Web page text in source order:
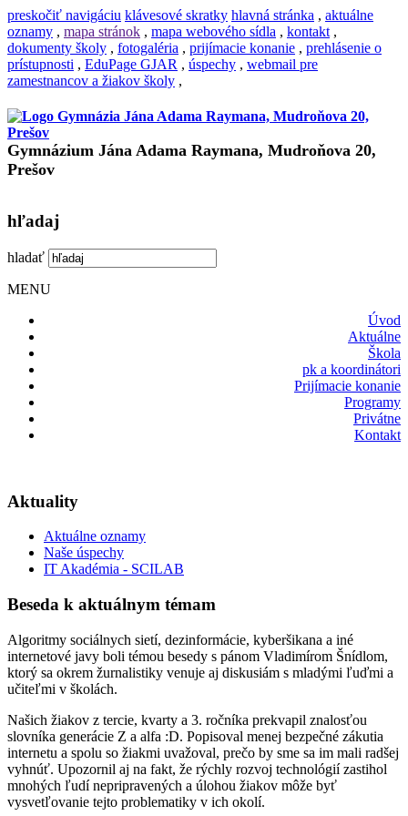
preskočiť navigáciu klávesové skratky hlavná stránka , aktuálne
oznamy , mapa stránok , mapa webového sídla , kontakt ,
dokumenty školy , fotogaléria , prijímacie konanie , prehlásenie o
prístupnosti , EduPage GJAR , úspechy , webmail pre
zamestnancov a žiakov školy ,
Gymnázium Jána Adama Raymana, Mudroňova 20,
Prešov
hľadaj
hladať
MENU
Úvod
Aktuálne
Škola
pk a koordinátori
Prijímacie konanie
Programy
Privátne
Kontakt
Aktuality
Aktuálne oznamy
Naše úspechy
IT Akadémia - SCILAB
Beseda k aktuálnym témam
Algoritmy sociálnych sietí, dezinformácie, kyberšikana a iné
internetové javy boli témou besedy s pánom Vladimírom Šnídlom,
ktorý sa okrem žurnalistiky venuje aj diskusiám s mladými ľuďmi a
učiteľmi v školách.
Našich žiakov z tercie, kvarty a 3. ročníka prekvapil znalosťou
slovníka generácie Z a alfa :D. Popisoval menej bezpečné zákutia
internetu a spolu so žiakmi uvažoval, prečo by sme sa im mali radšej
vyhnúť. Upozornil aj na fakt, že rýchly rozvoj technológií zastihol
mnohých ľudí nepripravených a úlohou žiakov môže byť
vysvetľovanie tejto problematiky v ich okolí.